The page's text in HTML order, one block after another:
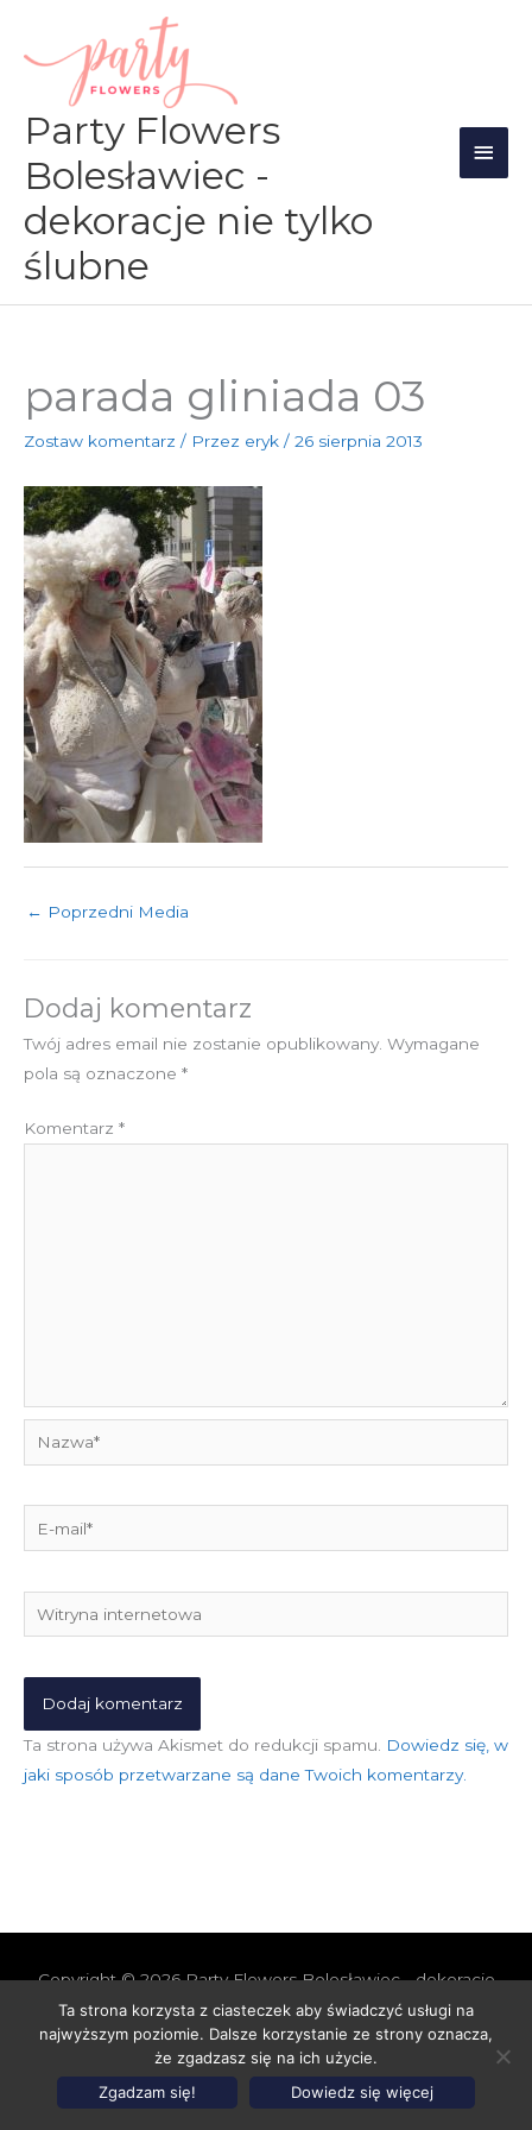
treści
Party Flowers
Bolesławiec -
dekoracje nie tylko
ślubne
parada gliniada 03
Zostaw komentarz / Przez eryk / 26 sierpnia 2013
← Poprzedni Media
Dodaj komentarz
Twój adres email nie zostanie opublikowany. Wymagane
pola są oznaczone *
Komentarz *
mail*
Witryna
internetowa
Ta strona używa Akismet do redukcji spamu. Dowiedz się, w
jaki sposób przetwarzane są dane Twoich komentarzy.
Copyright © 2026Party Flowers Bolesławiec - dekoracje
nie tylko ślubne
Polityka prywatności i cookies
Polityka Jakości
Polityka Ekologiczna
Polityka Cenowa
Ta strona korzysta z ciasteczek aby świadczyć usługi na
najwyższym poziomie. Dalsze korzystanie ze strony oznacza,
że zgadzasz się na ich użycie.
Zgadzam się!
Dowiedz się więcej